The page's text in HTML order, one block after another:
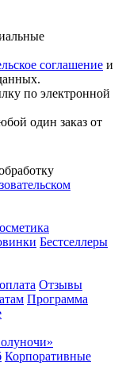
соглашение и
по электронной
один заказ от
Бестселлеры
Отзывы
Программа
Корпоративные